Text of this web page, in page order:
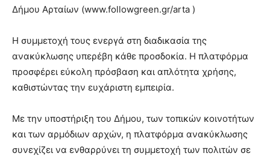
Δήμου Αρταίων (www.followgreen.gr/arta )
Η συμμετοχή τους ενεργά στη διαδικασία της
ανακύκλωσης υπερέβη κάθε προσδοκία. Η πλατφόρμα
προσφέρει εύκολη πρόσβαση και απλότητα χρήσης,
καθιστώντας την ευχάριστη εμπειρία.
Με την υποστήριξη του Δήμου, των τοπικών κοινοτήτων
και των αρμόδιων αρχών, η πλατφόρμα ανακύκλωσης
συνεχίζει να ενθαρρύνει τη συμμετοχή των πολιτών σε